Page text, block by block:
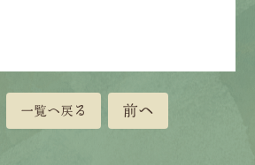
一覧へ戻る 前へ